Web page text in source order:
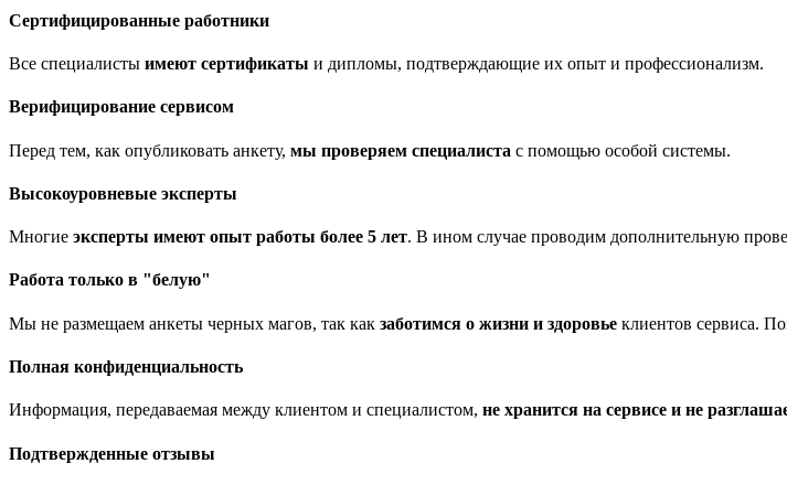
Сертифицированные работники
Все специалисты имеют сертификаты и дипломы, подтверждающие их опыт и профессионализм.
Верифицирование сервисом
Перед тем, как опубликовать анкету, мы проверяем специалиста с помощью особой системы.
Высокоуровневые эксперты
Многие эксперты имеют опыт работы более 5 лет. В ином случае проводим дополнительную
Работа только в "белую"
Мы не размещаем анкеты черных магов, так как заботимся о жизни и здоровье клиентов сервиса.
Полная конфиденциальность
Информация, передаваемая между клиентом и специалистом, не хранится на сервисе и не
Подтвержденные отзывы